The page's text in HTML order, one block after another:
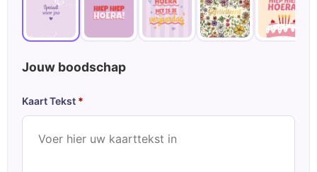
Jouw boodschap
Kaart Tekst *